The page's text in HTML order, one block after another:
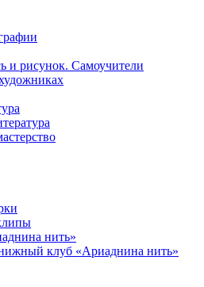
и рисунок. Самоучители
нить»
клуб «Ариаднина нить»